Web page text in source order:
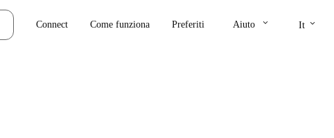
Connect Come funziona Preferiti Aiuto keyboard_arrow_down It keyboard_arrow_down